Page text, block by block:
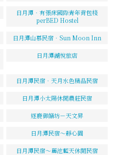
日月潭‧有張床國際青年背包棧
perBED Hostel
日月潭山慕民宿．Sun Moon Inn
日月潭湖悅旅店
日月潭民宿．天月水色精品民宿
日月潭小太陽休閒農莊民宿
逐鹿御饍坊－天文昇
日月潭民宿～靜心園
日月潭民宿～麗池藍天休閒民宿